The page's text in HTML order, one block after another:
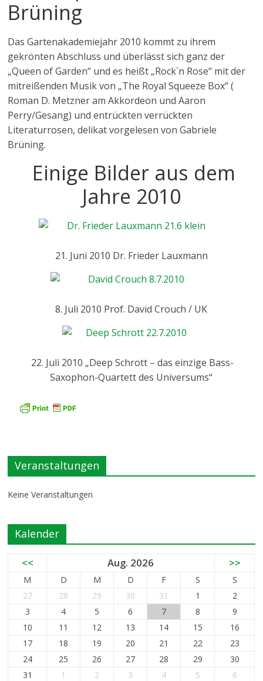
Brüning
Das Gartenakademiejahr 2010 kommt zu ihrem
gekrönten Abschluss und überlässt sich ganz der
„Queen of Garden“ und es heißt „Rock´n Rose“ mit der
mitreißenden Musik von „The Royal Squeeze Box“ (
Roman D. Metzner am Akkordeon und Aaron
Perry/Gesang) und entrückten verrückten
Literaturrosen, delikat vorgelesen von Gabriele
Brüning.
Einige Bilder aus dem
Jahre 2010
21. Juni 2010 Dr. Frieder Lauxmann
8. Juli 2010 Prof. David Crouch / UK
22. Juli 2010 „Deep Schrott – das einzige Bass-
Saxophon-Quartett des Universums“
Veranstaltungen
Keine Veranstaltungen
Kalender
<< Aug. 2026 >>
M D M D F S
S
27
28 29 30 31 1
2
3
4 5 6 7 8
9
10
11 12 13 14 15
16
17
18 19 20 21 22
23
24
25 26 27 28 29
30
31
1 2 3 4 5 6